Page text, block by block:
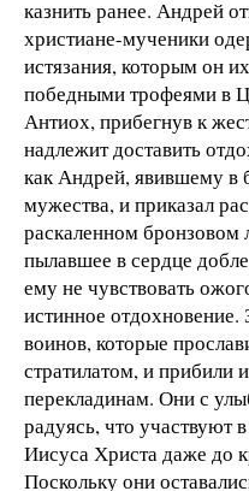
казнить ранее. Андрей
христиане-мученики
истязания, которым он
победными трофеями в
Антиох, прибегнув к
надлежит доставить
как Андрей, явившему в
мужества, и приказал
раскаленном
пылавшее в сердце
ему не чувствовать
истинное отдохновение.
воинов, которые
стратилатом, и прибили
перекладинам. Они с
радуясь, что участвуют
Иисуса Христа даже до
Поскольку они